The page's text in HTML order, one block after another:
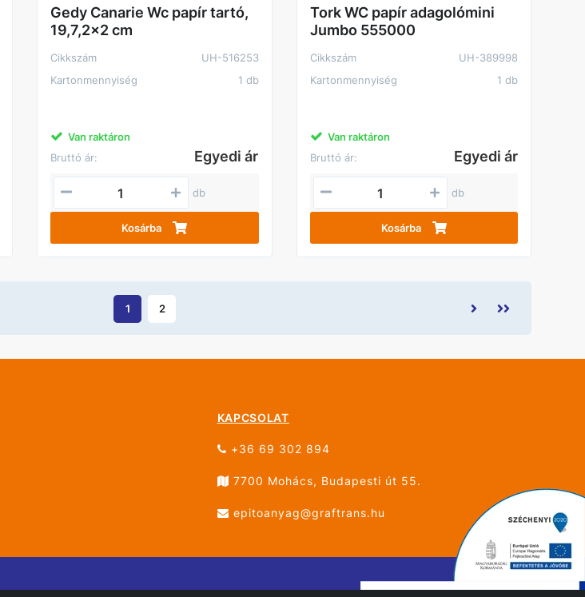
Gedy Canarie Wc papír tartó,
19,7,2x2 cm
Cikkszám
UH-516253
Kartonmennyiség
1 db
Van raktáron
Bruttó ár:
Egyedi ár
db
Kosárba
Tork WC papír adagolómini
Jumbo 555000
Cikkszám
UH-389998
Kartonmennyiség
1 db
Van raktáron
Bruttó ár:
Egyedi ár
db
Kosárba
1 2
KAPCSOLAT
+36 69 302 894
7700 Mohács, Budapesti út 55.
epitoanyag@graftrans.hu